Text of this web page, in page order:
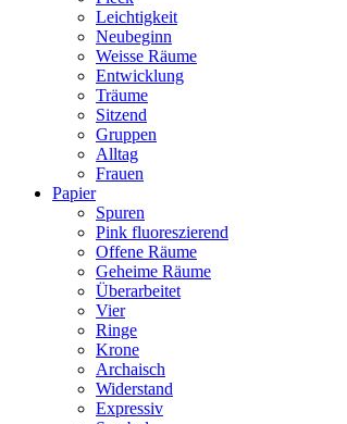
Leichtigkeit
Neubeginn
Weisse Räume
Entwicklung
Träume
Sitzend
Gruppen
Alltag
Frauen
Papier
Spuren
Pink fluoreszierend
Offene Räume
Geheime Räume
Überarbeitet
Vier
Ringe
Krone
Archaisch
Widerstand
Expressiv